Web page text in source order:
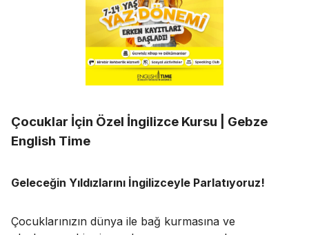
Çocuklar İçin Özel İngilizce Kursu | Gebze
English Time
Geleceğin Yıldızlarını İngilizceyle Parlatıyoruz!
Çocuklarınızın dünya ile bağ kurmasına ve